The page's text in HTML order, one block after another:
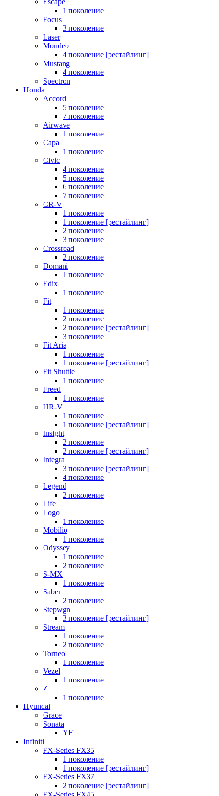
Escape
1 поколение
Focus
3 поколение
Laser
Mondeo
4 поколение [рестайлинг]
Mustang
4 поколение
Spectron
Honda
Accord
5 поколение
7 поколение
Airwave
1 поколение
Capa
1 поколение
Civic
4 поколение
5 поколение
6 поколение
7 поколение
CR-V
1 поколение
1 поколение [рестайлинг]
2 поколение
3 поколение
Crossroad
2 поколение
Domani
1 поколение
Edix
1 поколение
Fit
1 поколение
2 поколение
2 поколение [рестайлинг]
3 поколение
Fit Aria
1 поколение
1 поколение [рестайлинг]
Fit Shuttle
1 поколение
Freed
1 поколение
HR-V
1 поколение
1 поколение [рестайлинг]
Insight
2 поколение
2 поколение [рестайлинг]
Integra
3 поколение [рестайлинг]
4 поколение
Legend
2 поколение
Life
Logo
1 поколение
Mobilio
1 поколение
Odyssey
1 поколение
2 поколение
S-MX
1 поколение
Saber
2 поколение
Stepwgn
3 поколение [рестайлинг]
Stream
1 поколение
2 поколение
Torneo
1 поколение
Vezel
1 поколение
Z
1 поколение
Hyundai
Grace
Sonata
YF
Infiniti
FX-Series FX35
1 поколение
1 поколение [рестайлинг]
FX-Series FX37
2 поколение [рестайлинг]
FX-Series FX45